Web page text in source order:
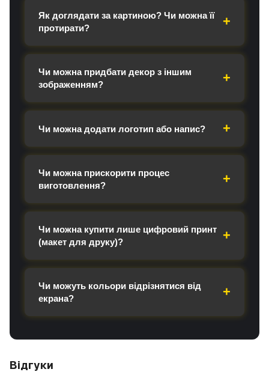
Як доглядати за картиною? Чи можна її
протирати?
Чи можна придбати декор з іншим
зображенням?
Чи можна додати логотип або напис?
Чи можна прискорити процес
виготовлення?
Чи можна купити лише цифровий принт
(макет для друку)?
Чи можуть кольори відрізнятися від
екрана?
Відгуки